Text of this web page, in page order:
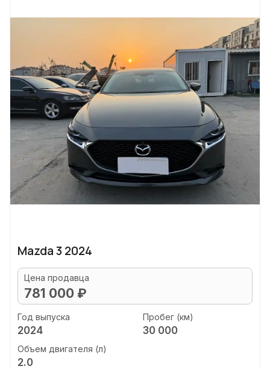
Mazda 3 2024
Цена продавца
781 000 ₽
Год выпуска
2024
Пробег (км)
30 000
Объем двигателя (л)
2.0